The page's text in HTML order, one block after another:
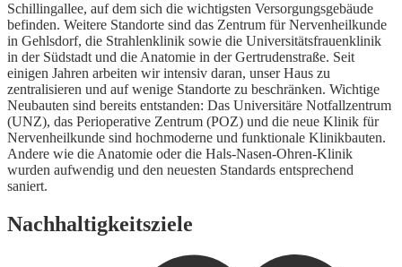
Schillingallee, auf dem sich die wichtigsten Versorgungsgebäude
befinden. Weitere Standorte sind das Zentrum für Nervenheilkunde
in Gehlsdorf, die Strahlenklinik sowie die Universitätsfrauenklinik
in der Südstadt und die Anatomie in der Gertrudenstraße. Seit
einigen Jahren arbeiten wir intensiv daran, unser Haus zu
zentralisieren und auf wenige Standorte zu beschränken. Wichtige
Neubauten sind bereits entstanden: Das Universitäre Notfallzentrum
(UNZ), das Perioperative Zentrum (POZ) und die neue Klinik für
Nervenheilkunde sind hochmoderne und funktionale Klinikbauten.
Andere wie die Anatomie oder die Hals-Nasen-Ohren-Klinik
wurden aufwendig und den neuesten Standards entsprechend
saniert.
Nachhaltigkeitsziele